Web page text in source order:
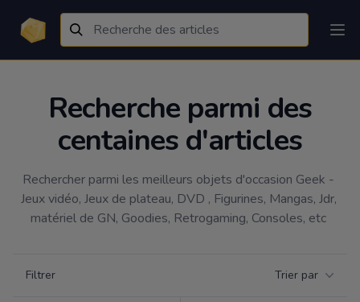
Recherche parmi des
centaines d'articles
Rechercher parmi les meilleurs objets d'occasion Geek -
Jeux vidéo, Jeux de plateau, DVD , Figurines, Mangas, Jdr,
matériel de GN, Goodies, Retrogaming, Consoles, etc
Filtrer Trier par